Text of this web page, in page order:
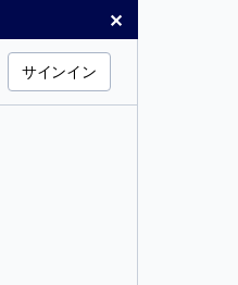
✕
サインイン